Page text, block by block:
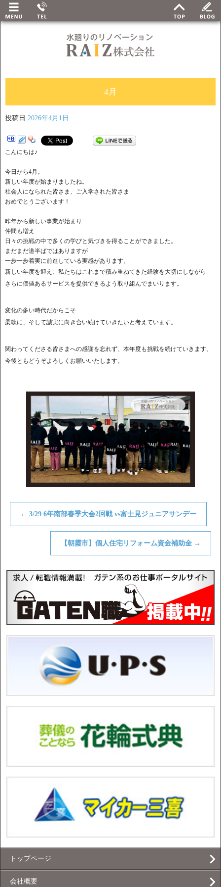
4月
投稿日 2026年4月1日
こんにちは♪
今日から4月。
新しい年度が始まりましたね。
社会人になられた皆さま、ご入学された皆さま
おめでとうございます！
昨年から新しい事業が始まり
仲間も増え
日々の挑戦の中で多くの学びと気づきを得ることができました。
まだまだ道半ばではありますが
一歩一歩着実に前進している実感があります。
新しい年度を迎え、私たちはこれまで積み重ねてきた経験を大切にしながら
さらに価値あるサービスを提供できるよう取り組んでまいります。
変化の多い時代だからこそ
柔軟に、そして誠実に向き合い続けていきたいと考えています。
関わってくださる皆さまへの感謝を忘れず、本年度も挑戦を続けていきます。
今後ともどうぞよろしくお願いいたします。
← 3/29 6年南部春季大会2回戦 vs富士見ジュニアサンデー
【朝霞市】個人住宅リフォーム資金補助金 →
トップページ
会社概要